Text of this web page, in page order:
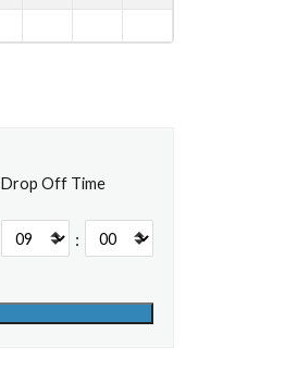
Drop Off Time
: